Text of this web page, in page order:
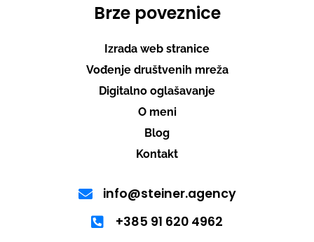
Brze poveznice
Izrada web stranice
Vođenje društvenih mreža
Digitalno oglašavanje
O meni
Blog
Kontakt
info@steiner.agency
+385 91 620 4962